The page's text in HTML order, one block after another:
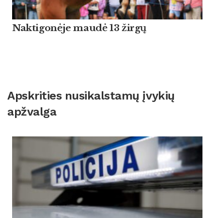
Naktigonėje maudė 13 žirgų
Apskrities nusikalstamų įvykių
apžvalga